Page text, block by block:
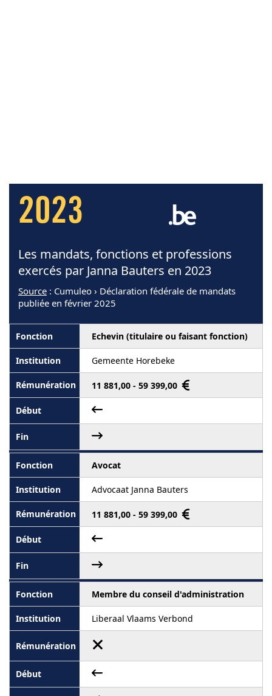
2023
Les mandats, fonctions et professions
exercés par Janna Bauters en 2023
Source : Cumuleo › Déclaration fédérale de mandats
publiée en février 2025
Echevin (titulaire ou faisant fonction)
Gemeente Horebeke
11 881,00 - 59 399,00
Avocat
Advocaat Janna Bauters
11 881,00 - 59 399,00
Membre du conseil d'administration
Liberaal Vlaams Verbond